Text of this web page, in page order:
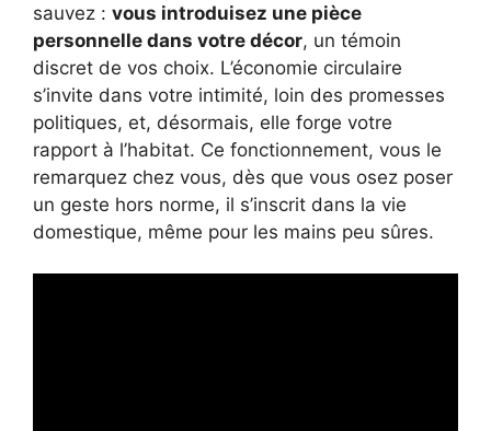
sauvez : vous introduisez une pièce
personnelle dans votre décor, un témoin
discret de vos choix. L’économie circulaire
s’invite dans votre intimité, loin des promesses
politiques, et, désormais, elle forge votre
rapport à l’habitat. Ce fonctionnement, vous le
remarquez chez vous, dès que vous osez poser
un geste hors norme, il s’inscrit dans la vie
domestique, même pour les mains peu sûres.